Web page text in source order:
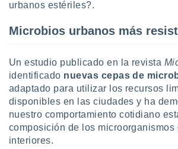
abono
únicos
similares
como
urbanos estériles?.
Microbios urbanos más
Un estudio publicado en la revista
identificado nuevas cepas de
adaptado para utilizar los recursos
disponibles en las ciudades y ha
nuestro comportamiento cotidiano
composición de los microorganismos
interiores.